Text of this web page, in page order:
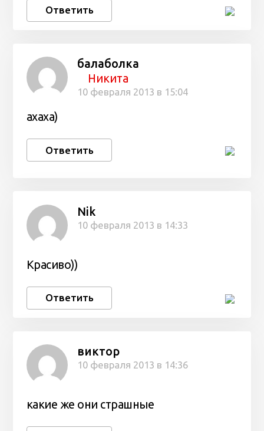
Ответить
балаболка
Никита
10 февраля 2013 в 15:04
ахаха)
Ответить
Nik
10 февраля 2013 в 14:33
Красиво))
Ответить
виктор
10 февраля 2013 в 14:36
какие же они страшные